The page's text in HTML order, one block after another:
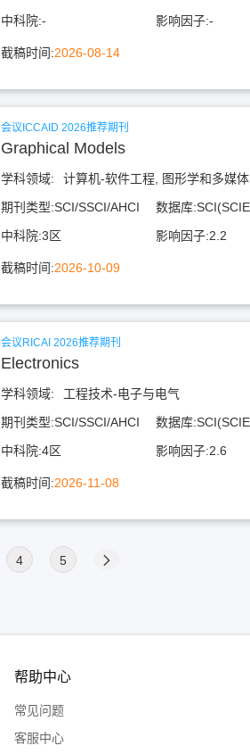
中科院:- 影响因子:-
截稿时间:2026-08-14
会议ICCAID 2026推荐期刊
Graphical Models
学科领域:
计算机-软件工程, 图形学和多媒体
期刊类型:SCI/SSCI/AHCI 数据库:
中科院:3区 影响因子:2.2
截稿时间:2026-10-09
会议RICAI 2026推荐期刊
Electronics
学科领域:
工程技术-电子与电气
期刊类型:SCI/SSCI/AHCI 数据库:
中科院:4区 影响因子:2.6
截稿时间:2026-11-08
4 5
帮助中心
常见问题
客服中心